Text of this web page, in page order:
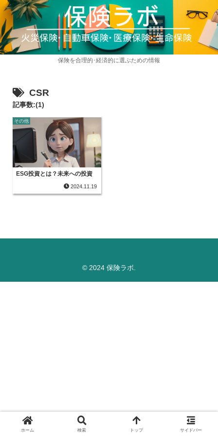
保険を合理的･経済的に選ぶための情報
CSR
記事数:(1)
その他
ESG投資とは？未来への投資
2024.11.19
© 2024 保険ラボ.
ホーム 検索 トップ サイドバー